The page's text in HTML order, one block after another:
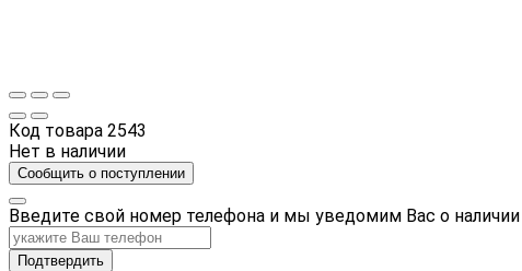
Код товара 2543
Нет в наличии
Сообщить о поступлении
Введите свой номер телефона и мы уведомим Вас о
Подтвердить